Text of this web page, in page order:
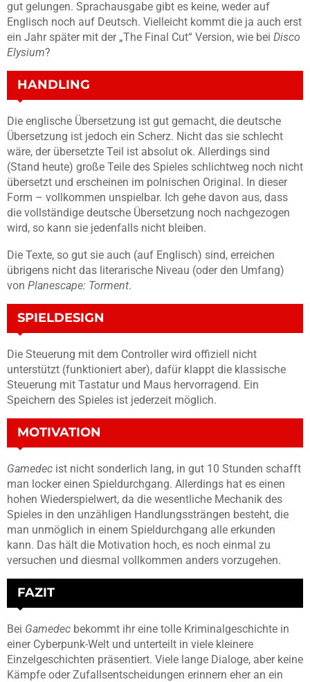
gut gelungen. Sprachausgabe gibt es keine, weder auf
Englisch noch auf Deutsch. Vielleicht kommt die ja auch erst
ein Jahr später mit der „The Final Cut“ Version, wie bei Disco
Elysium?
HANDLING
Die englische Übersetzung ist gut gemacht, die deutsche
Übersetzung ist jedoch ein Scherz. Nicht das sie schlecht
wäre, der übersetzte Teil ist absolut ok. Allerdings sind
(Stand heute) große Teile des Spieles schlichtweg noch nicht
übersetzt und erscheinen im polnischen Original. In dieser
Form – vollkommen unspielbar. Ich gehe davon aus, dass
die vollständige deutsche Übersetzung noch nachgezogen
wird, so kann sie jedenfalls nicht bleiben.
Die Texte, so gut sie auch (auf Englisch) sind, erreichen
übrigens nicht das literarische Niveau (oder den Umfang)
von Planescape: Torment.
SPIELDESIGN
Die Steuerung mit dem Controller wird offiziell nicht
unterstützt (funktioniert aber), dafür klappt die klassische
Steuerung mit Tastatur und Maus hervorragend. Ein
Speichern des Spieles ist jederzeit möglich.
MOTIVATION
Gamedec ist nicht sonderlich lang, in gut 10 Stunden schafft
man locker einen Spieldurchgang. Allerdings hat es einen
hohen Wiederspielwert, da die wesentliche Mechanik des
Spieles in den unzähligen Handlungssträngen besteht, die
man unmöglich in einem Spieldurchgang alle erkunden
kann. Das hält die Motivation hoch, es noch einmal zu
versuchen und diesmal vollkommen anders vorzugehen.
FAZIT
Bei Gamedec bekommt ihr eine tolle Kriminalgeschichte in
einer Cyberpunk-Welt und unterteilt in viele kleinere
Einzelgeschichten präsentiert. Viele lange Dialoge, aber keine
Kämpfe oder Zufallsentscheidungen erinnern eher an ein